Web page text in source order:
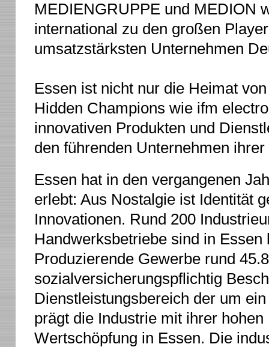
MEDIENGRUPPE und MEDION
international zu den großen
umsatzstärksten Unternehmen
Essen ist nicht nur die Heimat
Hidden Champions wie ifm
innovativen Produkten und
den führenden Unternehmen
Essen hat in den vergangenen
erlebt: Aus Nostalgie ist Identität
Innovationen. Rund 200
Handwerksbetriebe sind in
Produzierende Gewerbe rund
sozialversicherungspflichtig
Dienstleistungsbereich der um
prägt die Industrie mit ihrer
Wertschöpfung in Essen. Die